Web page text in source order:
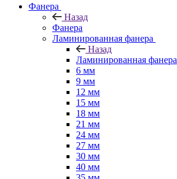
Фанера
Назад
Фанера
Ламинированная фанера
Назад
Ламинированная фанера
6 мм
9 мм
12 мм
15 мм
18 мм
21 мм
24 мм
27 мм
30 мм
40 мм